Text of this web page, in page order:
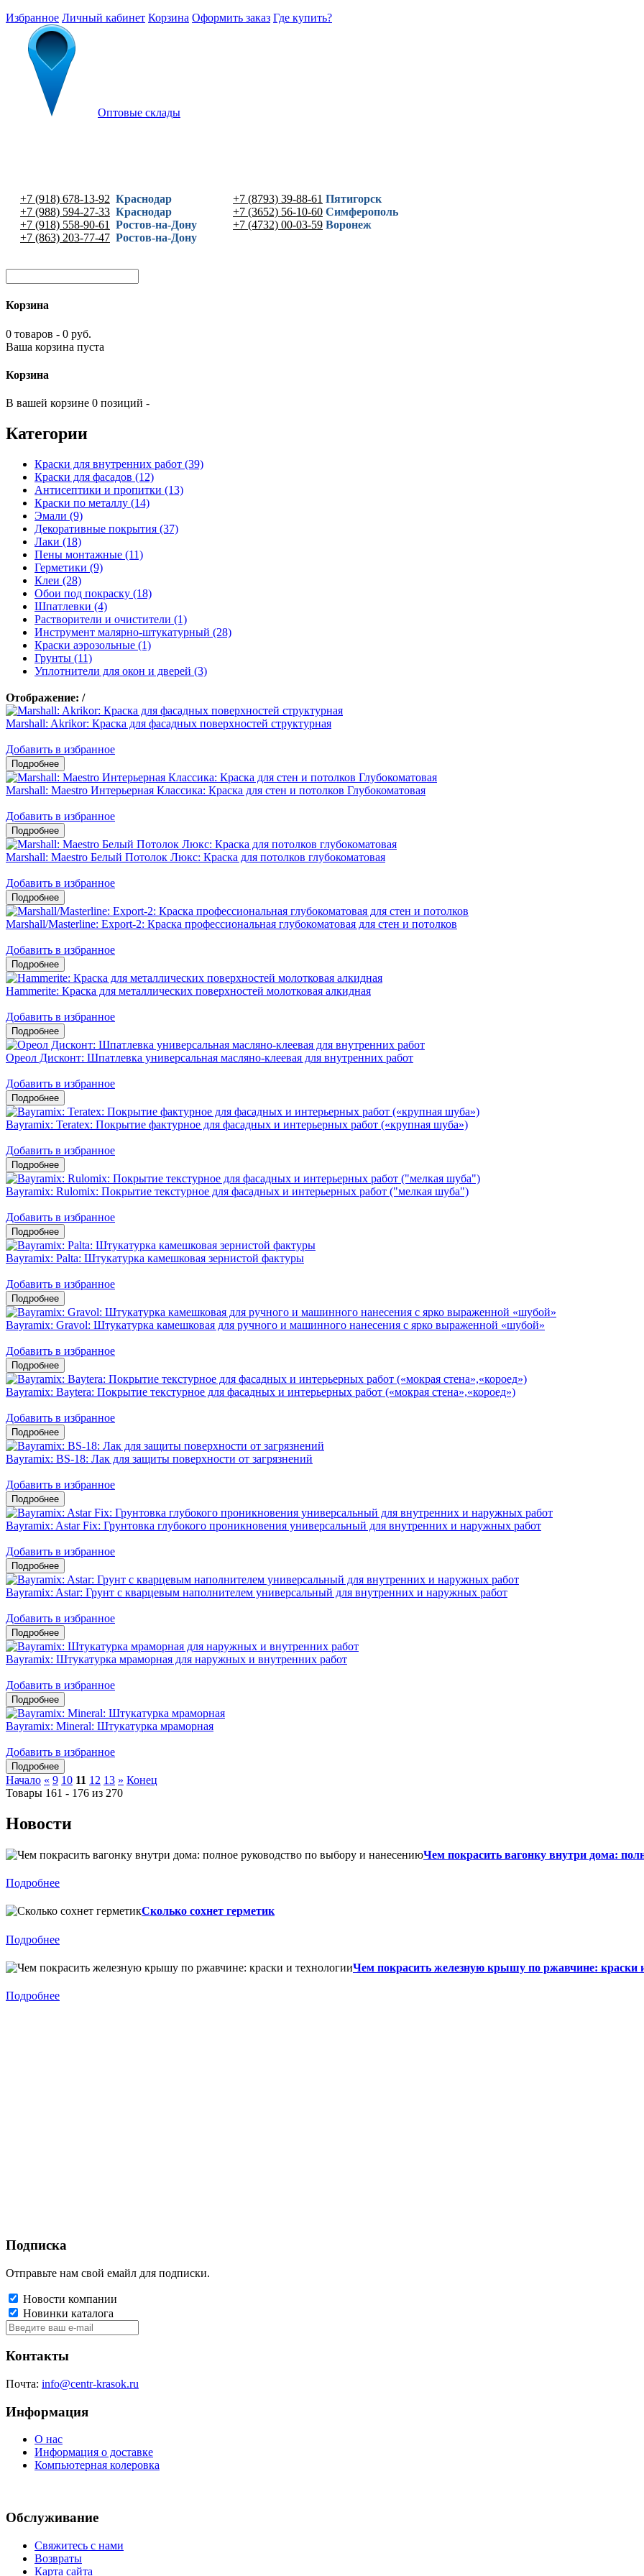
Избранное Личный кабинет Корзина Оформить заказ Где купить?
Оптовые склады
+7 (918) 678-13-92 Краснодар
+7 (988) 594-27-33 Краснодар
+7 (918) 558-90-61
Ростов-на-Дону
+7 (863) 203-77-47 Ростов-на-Дону
+7 (8793) 39-88-61 Пятигорск
+7 (3652) 56-10-60 Симферополь
+7 (4732) 00-03-59 Воронеж
Корзина
0 товаров - 0 руб.
Ваша корзина пуста
Корзина
В вашей корзине 0 позиций -
Категории
Краски для внутренних работ (39)
Краски для фасадов (12)
Антисептики и пропитки (13)
Краски по металлу (14)
Эмали (9)
Декоративные покрытия (37)
Лаки (18)
Пены монтажные (11)
Герметики (9)
Клеи (28)
Обои под покраску (18)
Шпатлевки (4)
Растворители и очистители (1)
Инструмент малярно-штукатурный (28)
Краски аэрозольные (1)
Грунты (11)
Уплотнители для окон и дверей (3)
Отображение: /
Marshall: Akrikor: Краска для фасадных поверхностей структурная
Добавить в избранное
Marshall: Maestro Интерьерная Классика: Краска для стен и потолков Глубокоматовая
Добавить в избранное
Marshall: Maestro Белый Потолок Люкс: Краска для потолков глубокоматовая
Добавить в избранное
Marshall/Masterline: Export-2: Краска профессиональная глубокоматовая для стен и потолков
Добавить в избранное
Hammerite: Краска для металлических поверхностей молотковая алкидная
Добавить в избранное
Ореол Дисконт: Шпатлевка универсальная масляно-клеевая для внутренних работ
Добавить в избранное
Bayramix: Teratex: Покрытие фактурное для фасадных и интерьерных работ («крупная шуба»)
Добавить в избранное
Bayramix: Rulomix: Покрытие текстурное для фасадных и интерьерных работ ("мелкая шуба")
Добавить в избранное
Bayramix: Palta: Штукатурка камешковая зернистой фактуры
Добавить в избранное
Bayramix: Gravol: Штукатурка камешковая для ручного и машинного нанесения с ярко выраженной «шубой»
Добавить в избранное
Bayramix: Baytera: Покрытие текстурное для фасадных и интерьерных работ («мокрая стена»,«короед»)
Добавить в избранное
Bayramix: ВS-18: Лак для защиты поверхности от загрязнений
Добавить в избранное
Bayramix: Astar Fix: Грунтовка глубокого проникновения универсальный для внутренних и наружных работ
Добавить в избранное
Bayramix: Astar: Грунт с кварцевым наполнителем универсальный для внутренних и наружных работ
Добавить в избранное
Bayramix: Штукатурка мраморная для наружных и внутренних работ
Добавить в избранное
Bayramix: Mineral: Штукатурка мраморная
Добавить в избранное
Начало « 9 10 11 12 13 » Конец
Товары 161 - 176 из 270
Новости
Чем покрасить вагонку внутри дома:
Подробнее
Сколько сохнет герметик
Подробнее
Чем покрасить железную крышу по ржавчине: краски
Подробнее
Подписка
Отправьте нам свой емайл для подписки.
Новости компании
Новинки каталога
Контакты
Почта: info@centr-krasok.ru
Информация
О нас
Информация о доставке
Компьютерная колеровка
Обслуживание
Свяжитесь с нами
Возвраты
Карта сайта